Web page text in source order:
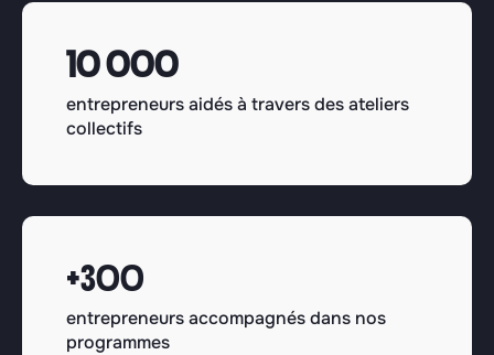
10 000
entrepreneurs aidés à travers des ateliers
collectifs
+300
entrepreneurs accompagnés dans nos
programmes